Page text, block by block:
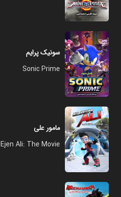
سونیک پرایم
Sonic Prime
مامور علی
Ejen Ali: The Movie